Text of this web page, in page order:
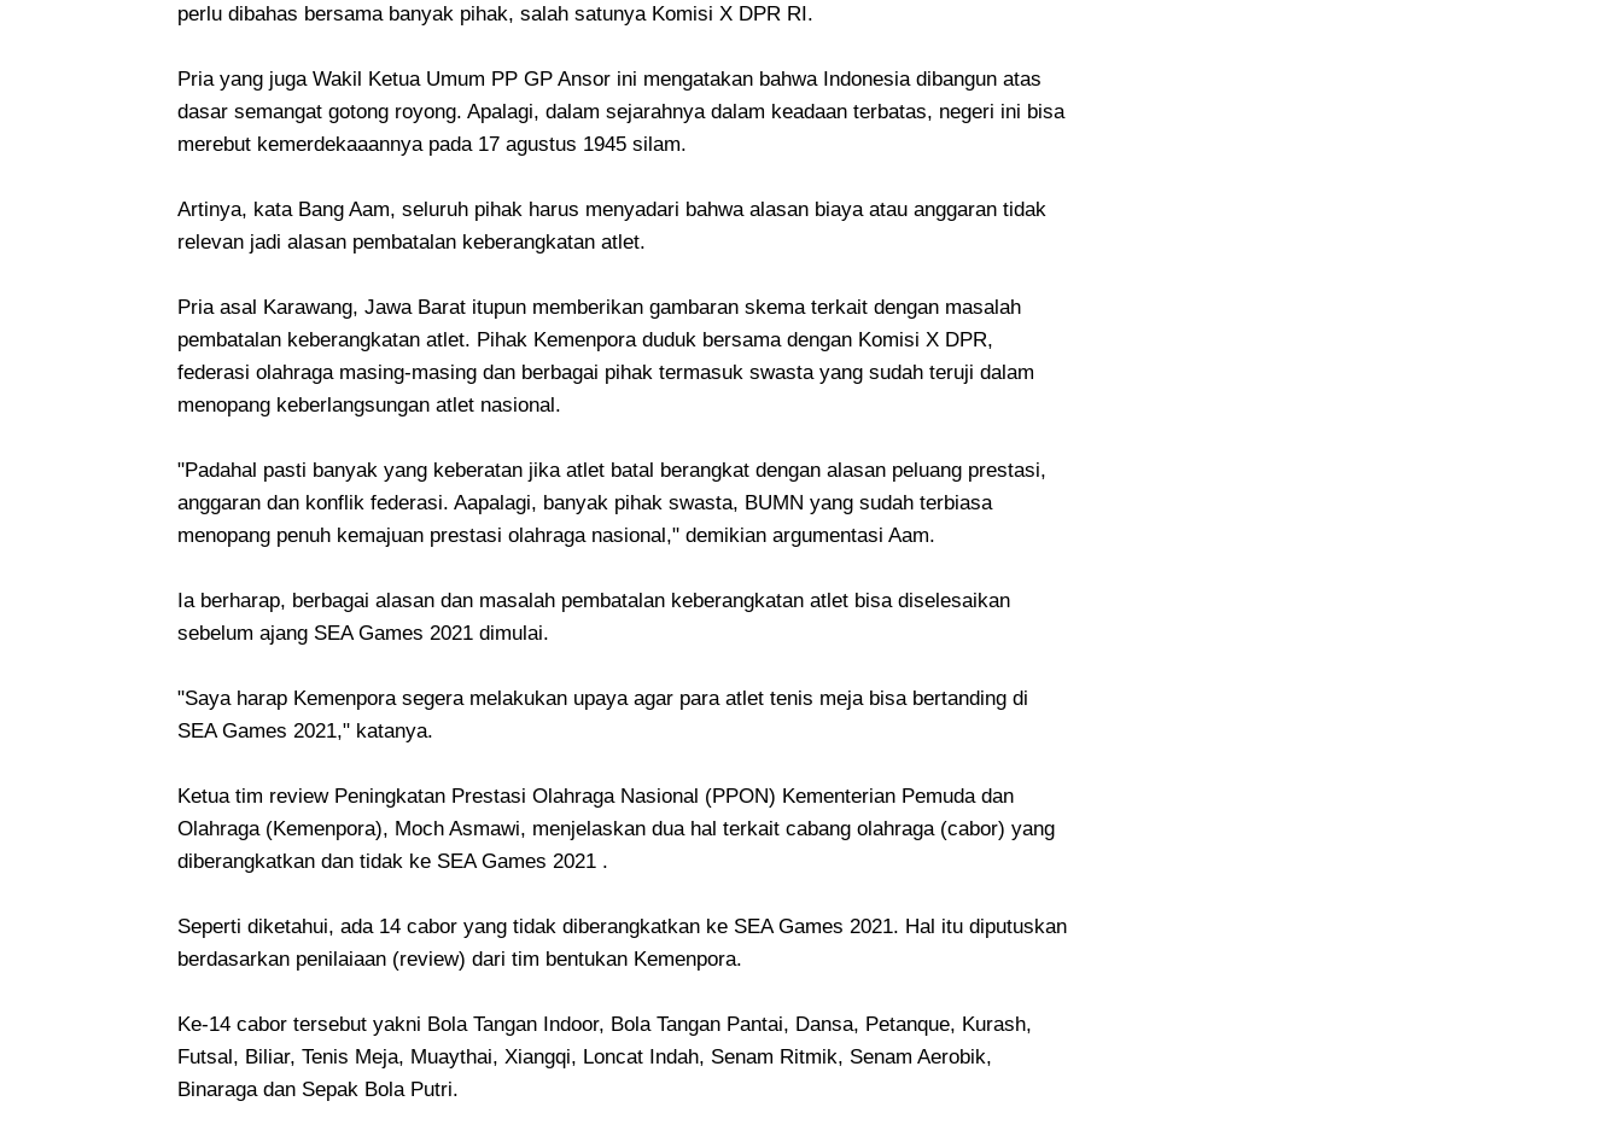
perlu dibahas bersama banyak pihak, salah satunya Komisi X DPR RI.
Pria yang juga Wakil Ketua Umum PP GP Ansor ini mengatakan bahwa Indonesia dibangun atas
dasar semangat gotong royong. Apalagi, dalam sejarahnya dalam keadaan terbatas, negeri ini bisa
merebut kemerdekaaannya pada 17 agustus 1945 silam.
Artinya, kata Bang Aam, seluruh pihak harus menyadari bahwa alasan biaya atau anggaran tidak
relevan jadi alasan pembatalan keberangkatan atlet.
Pria asal Karawang, Jawa Barat itupun memberikan gambaran skema terkait dengan masalah
pembatalan keberangkatan atlet. Pihak Kemenpora duduk bersama dengan Komisi X DPR,
federasi olahraga masing-masing dan berbagai pihak termasuk swasta yang sudah teruji dalam
menopang keberlangsungan atlet nasional.
"Padahal pasti banyak yang keberatan jika atlet batal berangkat dengan alasan peluang prestasi,
anggaran dan konflik federasi. Aapalagi, banyak pihak swasta, BUMN yang sudah terbiasa
menopang penuh kemajuan prestasi olahraga nasional," demikian argumentasi Aam.
Ia berharap, berbagai alasan dan masalah pembatalan keberangkatan atlet bisa diselesaikan
sebelum ajang SEA Games 2021 dimulai.
"Saya harap Kemenpora segera melakukan upaya agar para atlet tenis meja bisa bertanding di
SEA Games 2021," katanya.
Ketua tim review Peningkatan Prestasi Olahraga Nasional (PPON) Kementerian Pemuda dan
Olahraga (Kemenpora), Moch Asmawi, menjelaskan dua hal terkait cabang olahraga (cabor) yang
diberangkatkan dan tidak ke SEA Games 2021 .
Seperti diketahui, ada 14 cabor yang tidak diberangkatkan ke SEA Games 2021. Hal itu diputuskan
berdasarkan penilaiaan (review) dari tim bentukan Kemenpora.
Ke-14 cabor tersebut yakni Bola Tangan Indoor, Bola Tangan Pantai, Dansa, Petanque, Kurash,
Futsal, Biliar, Tenis Meja, Muaythai, Xiangqi, Loncat Indah, Senam Ritmik, Senam Aerobik,
Binaraga dan Sepak Bola Putri.